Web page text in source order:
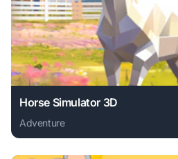
Horse Simulator 3D
Adventure
Play Horse Simulator 3D